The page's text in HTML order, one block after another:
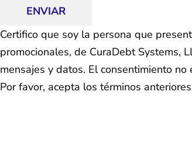
ENVIAR
Certifico que soy la persona que
promocionales, de CuraDebt Systems,
mensajes y datos. El consentimiento
Por favor, acepta los términos